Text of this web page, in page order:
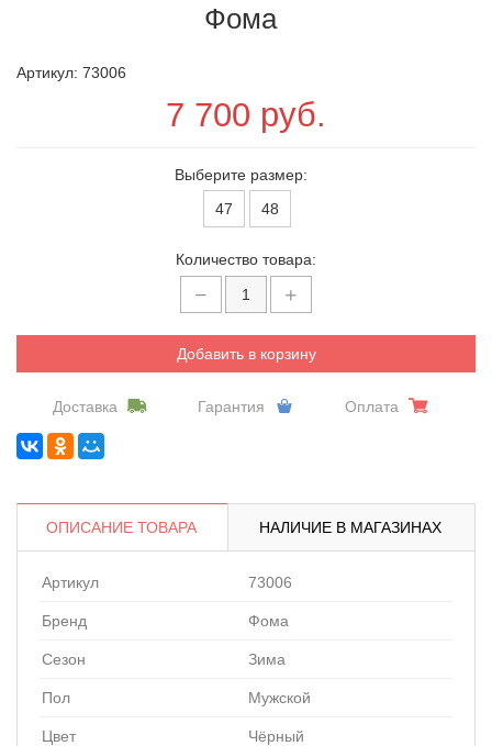
Фома
Артикул: 73006
7 700 руб.
Выберите размер:
47
48
Количество товара:
Добавить в корзину
Доставка Гарантия Оплата
ОПИСАНИЕ ТОВАРА НАЛИЧИЕ В МАГАЗИНАХ
Артикул 73006
Бренд Фома
Сезон Зима
Пол Мужской
Цвет Чёрный